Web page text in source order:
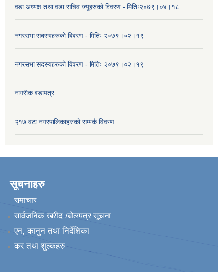
वडा अध्यक्ष तथा वडा सचिव ज्यूहरुको विवरण - मितिः२०७९।०४।१८
नगरसभा सदस्यहरुको विवरण - मितिः २०७९।०२।१९
नगरसभा सदस्यहरुको विवरण - मितिः २०७९।०२।१९
नागरीक वडापत्र
२१७ वटा नगरपालिकाहरुको सम्पर्क विवरण
सूचनाहरु
समाचार
सार्वजनिक खरीद /बोलपत्र सूचना
एन, कानुन तथा निर्देशिका
कर तथा शुल्कहरु